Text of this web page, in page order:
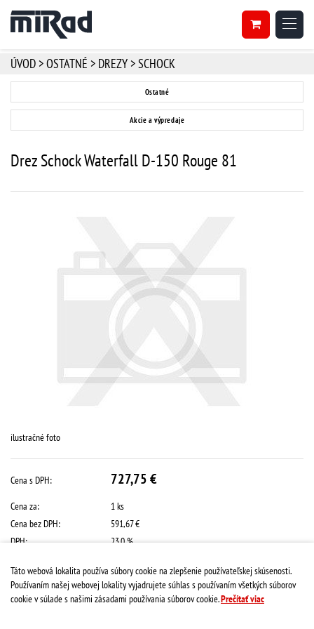
ÚVOD >OSTATNÉ > DREZY >SCHOCK
Ostatné
Akcie a výpredaje
Drez Schock Waterfall D-150 Rouge 81
ilustračné foto
Cena s DPH: 727,75 €
Cena za:
1 ks
Cena bez DPH:
591,67 €
DPH:
23.0 %
Množstvo: Kúpiť
Táto webová lokalita používa súbory cookie na zlepšenie používateľskej skúsenosti.
Používaním našej webovej lokality vyjadrujete súhlas s používaním všetkých súborov
cookie v súlade s našimi zásadami používania súborov cookie.Prečítať viac